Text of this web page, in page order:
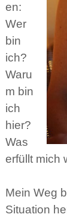
en:
Wer
bin
ich?
Waru
m bin
ich
hier?
Was
erfüllt mich
Mein Weg
Situation